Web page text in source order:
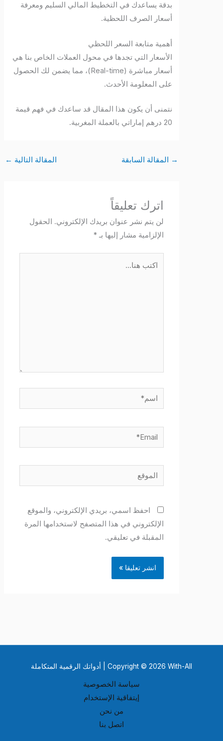
بدقة يساعدك في التخطيط المالي السليم ومعرفة
أسعار الصرف اللحظية.
أهمية متابعة السعر اللحظي
الأسعار التي تجدها في محول العملات الخاص بنا هي
أسعار مباشرة (Real-time)، مما يضمن لك الحصول
على المعلومة الأحدث.
نتمنى أن يكون هذا المقال قد ساعدك في فهم قيمة
المقالة السابقة المقالة التالية←
اترك تعليقاً
لن يتم نشر عنوان بريدك الإلكتروني. الحقول
الإلزامية مشار إليها بـ*
احفظ اسمي، بريدي الإلكتروني، والموقع
الإلكتروني في هذا المتصفح لاستخدامها المرة
المقبلة في تعليقي.
Copyright © 2026 With-All | أدواتك الرقمية المتكاملة
سياسة الخصوصية
إيتفاقية الإستخدام
من نحن
اتصل بنا